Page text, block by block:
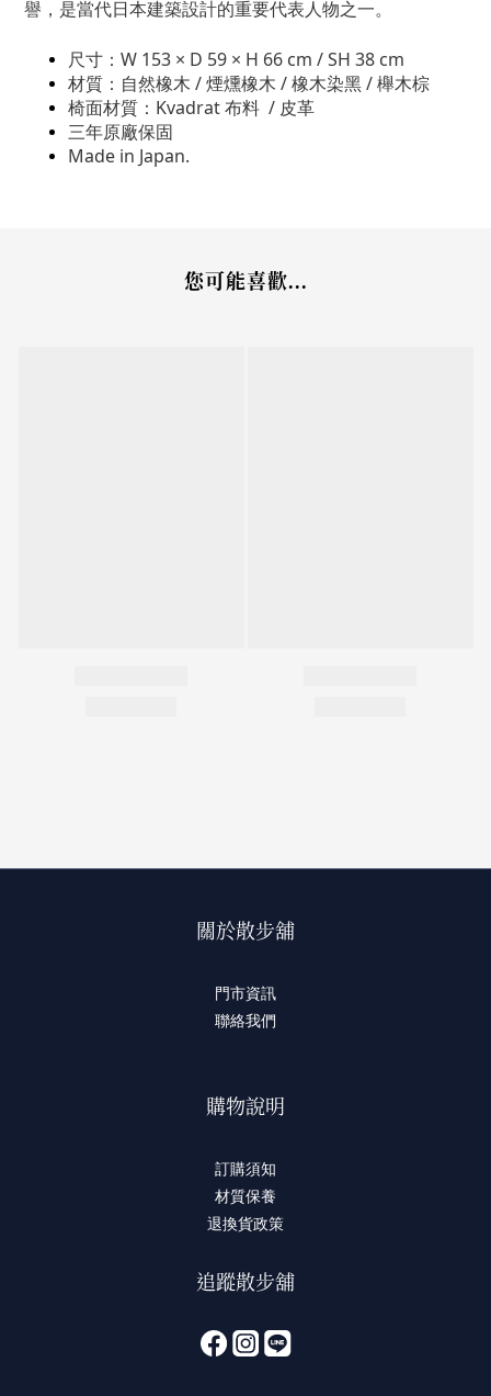
譽，是當代日本建築設計的重要代表人物之一。
尺寸：W 153 × D 59 × H 66 cm / SH 38 cm
材質： 自然橡木 / 煙燻橡木 / 橡木染黑 / 櫸木棕
椅面材質：Kvadrat 布料 / 皮革
三年原廠保固
Made in Japan.
您可能喜歡...
關於散步舖
門市資訊
聯絡我們
購物說明
訂購須知
材質保養
退換貨政策
追蹤散步舖